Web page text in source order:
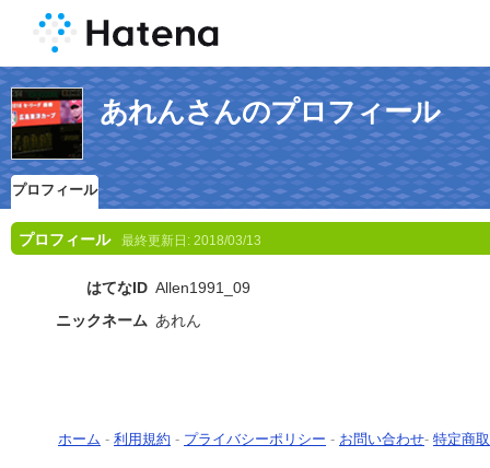
あれんさんのプロフィール
プロフィール
プロフィール 最終更新日: 2018/03/13
はてなID Allen1991_09
ニックネーム あれん
ホーム - 利用規約 - プライバシーポリシー - お問い合わせ- 特定商